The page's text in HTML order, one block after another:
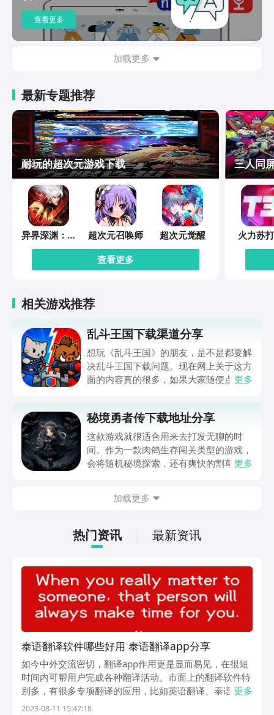
查看更多
加载更多
最新专题推荐
耐玩的超次元游戏下载
异界深渊：觉
醒
超次元召唤师
超次元觉醒
查看更多
三人同
火力苏
相关游戏推荐
乱斗王国下载渠道分享
想玩《乱斗王国》的朋友，是不是都要解
决乱斗王国下载问题。现在网上关于这方
面的内容真的很多，如果大家随便点击陌
app进行下载会更加方便，九游是手游福
利最多的游戏平台，在这里不仅能够看到
游戏资源，还能及时查看后续的消息、活
动内容等相关信息。
更多
秘境勇者传下载地址分享
这款游戏就很适合用来去打发无聊的时
间。作为一款肉鸽生存闯关类型的游戏，
会将随机秘境探索，还有爽快的割草闯关
接就可以下载。游戏的上手门槛还是比较
打发无聊的时间，可玩性真的比较高。
更多
加载更多
热门资讯 最新资讯
泰语翻译软件哪些好用 泰语翻译app分享
如今中外交流密切，翻译app作用更是显而易见，在很短
时间内可帮用户完成各种翻译活动。市面上的翻译软件特
别多，有很多专项翻译的应用，比如英语翻译、泰语翻译
等。那么泰语翻译软件哪个好用？现在很多小伙伴都有此
更多
2023-08-11 15:47:18